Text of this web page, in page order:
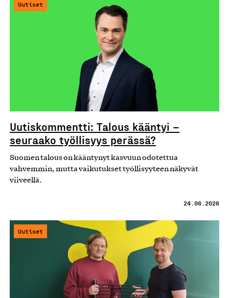
Uutiset
Uutiskommentti: Talous kääntyi –
seuraako työllisyys perässä?
Suomen talous on kääntynyt kasvuun odotettua
vahvemmin, mutta vaikutukset työllisyyteen näkyvät
viiveellä.
24.06.2026
Uutiset